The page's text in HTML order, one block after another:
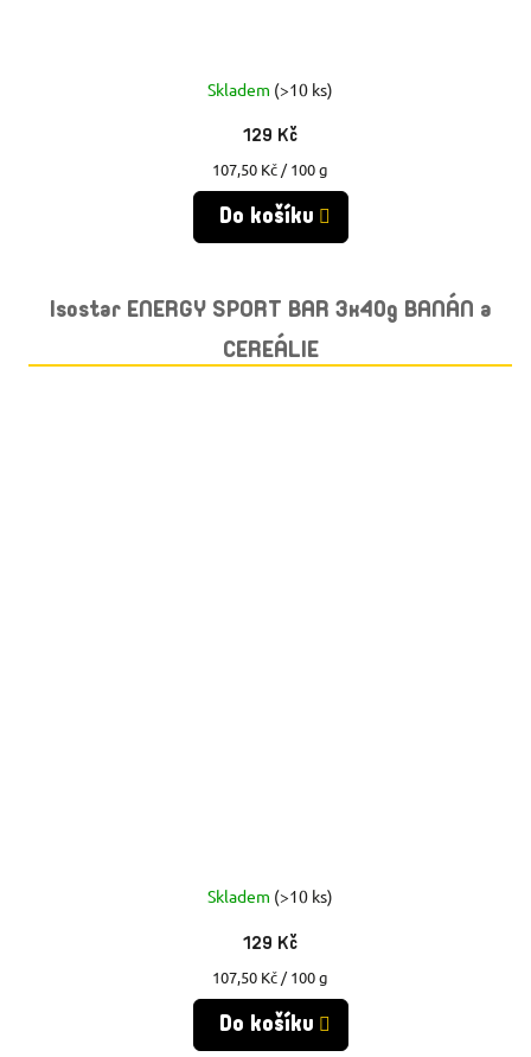
Skladem (>10 ks)
129 Kč
Měrná
cena:
107,50 Kč / 100 g
Do košíku
Isostar ENERGY SPORT BAR 3x40g BANÁN a
CEREÁLIE
Skladem (>10 ks)
129 Kč
Měrná
cena:
107,50 Kč / 100 g
Do košíku